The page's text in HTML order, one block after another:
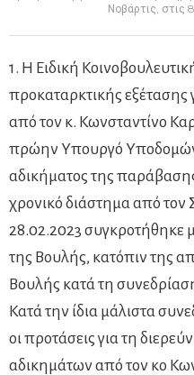
Νοβάρτις, στις
1. Η Ειδική
προκαταρκτικής εξέτασης
από τον κ. Κωνσταντίνο
πρώην Υπουργό
αδικήματος της
χρονικό διάστημα από τον
28.02.2023
της Βουλής, κατόπιν της
Βουλής κατά τη
Κατά την ίδια μάλιστα
οι προτάσεις για τη
αδικημάτων από τον κο